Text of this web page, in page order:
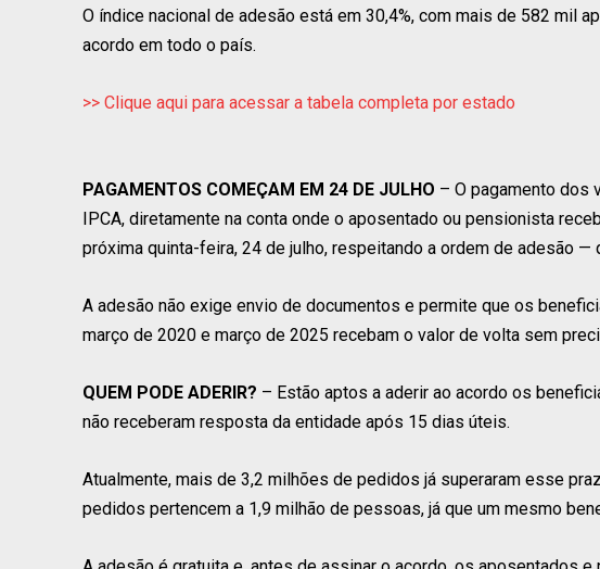
O índice nacional de adesão está em 30,4%, com mais de 582 mil
acordo em todo o país.
>> Clique aqui para acessar a tabela completa por estado
PAGAMENTOS COMEÇAM EM 24 DE JULHO – O pagamento dos
IPCA, diretamente na conta onde o aposentado ou pensionista
próxima quinta-feira, 24 de julho, respeitando a ordem de adesão —
A adesão não exige envio de documentos e permite que os
março de 2020 e março de 2025 recebam o valor de volta sem
QUEM PODE ADERIR? – Estão aptos a aderir ao acordo os
não receberam resposta da entidade após 15 dias úteis.
Atualmente, mais de 3,2 milhões de pedidos já superaram esse
pedidos pertencem a 1,9 milhão de pessoas, já que um mesmo